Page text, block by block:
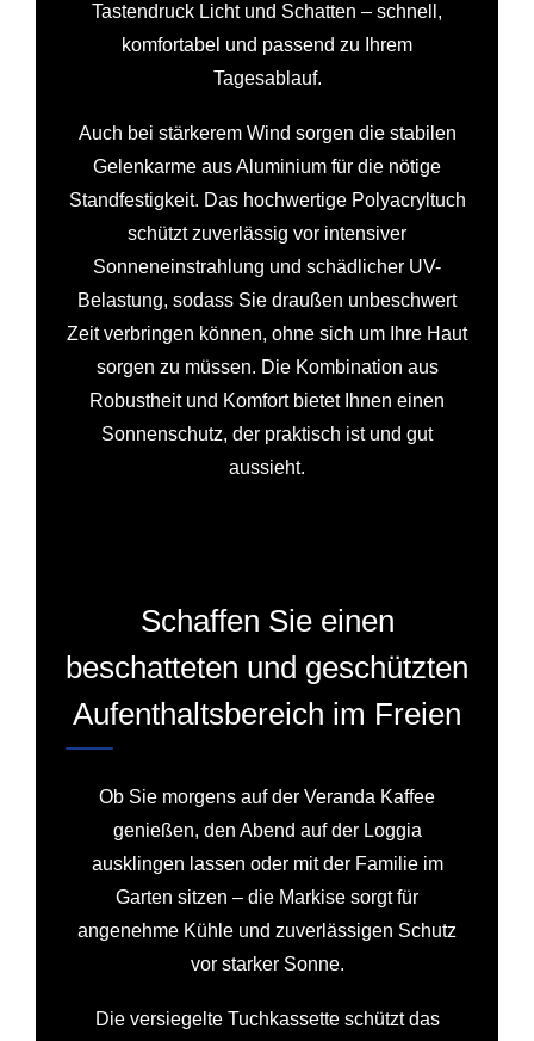
Tastendruck Licht und Schatten – schnell,
komfortabel und passend zu Ihrem
Tagesablauf.
Auch bei stärkerem Wind sorgen die stabilen
Gelenkarme aus Aluminium für die nötige
Standfestigkeit. Das hochwertige Polyacryltuch
schützt zuverlässig vor intensiver
Sonneneinstrahlung und schädlicher UV-
Belastung, sodass Sie draußen unbeschwert
Zeit verbringen können, ohne sich um Ihre Haut
sorgen zu müssen. Die Kombination aus
Robustheit und Komfort bietet Ihnen einen
Sonnenschutz, der praktisch ist und gut
aussieht.
Schaffen Sie einen
beschatteten und geschützten
Aufenthaltsbereich im Freien
Ob Sie morgens auf der Veranda Kaffee
genießen, den Abend auf der Loggia
ausklingen lassen oder mit der Familie im
Garten sitzen – die Markise sorgt für
angenehme Kühle und zuverlässigen Schutz
vor starker Sonne.
Die versiegelte Tuchkassette schützt das